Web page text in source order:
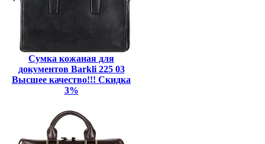
Сумка кожаная для
документов Barkli 225 03
Высшее качество!!! Скидка
3%